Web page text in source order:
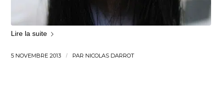
Lire la suite
5 NOVEMBRE 2013 / PAR NICOLAS DARROT